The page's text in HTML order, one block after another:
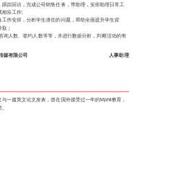
踪回访，完成公司销售任务，带助理，安排助理日常工
相应工作;
作安排，分析学生潜在的问题，帮助全面提升学生背
；
询人数、签约人数等等，并进行数据分析，判断活动的有
媒有限公司 人事助理
一篇英文论文发表，曾在国外接受过一年的Mphil教育，